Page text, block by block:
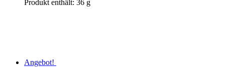
Produkt enthält: 36 g
Angebot!